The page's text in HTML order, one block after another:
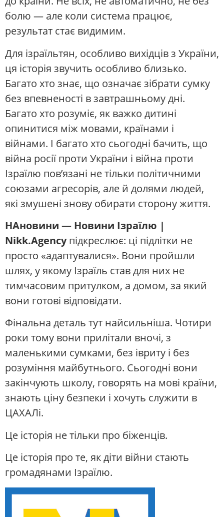
болю — але коли система працює,
результат стає видимим.
Для ізраїльтян, особливо вихідців з України,
ця історія звучить особливо близько.
Багато хто знає, що означає зібрати сумку
без впевненості в завтрашньому дні.
Багато хто розуміє, як важко дитині
опинитися між мовами, країнами і
війнами. І багато хто сьогодні бачить, що
війна росії проти України і війна проти
Ізраїлю пов’язані не тільки політичними
союзами агресорів, але й долями людей,
які змушені знову обирати сторону життя.
НАновини — Новини Ізраїлю |
Nikk.Agencyпідкреслює: ці підлітки не
просто «адаптувалися». Вони пройшли
шлях, у якому Ізраїль став для них не
тимчасовим притулком, а домом, за який
вони готові відповідати.
Фінальна деталь тут найсильніша. Чотири
роки тому вони прилітали вночі, з
маленькими сумками, без івриту і без
розуміння майбутнього. Сьогодні вони
закінчують школу, говорять на мові країни,
знають ціну безпеки і хочуть служити в
ЦАХАЛі.
Це історія не тільки про біженців.
Це історія про те, як діти війни стають
громадянами Ізраїлю.